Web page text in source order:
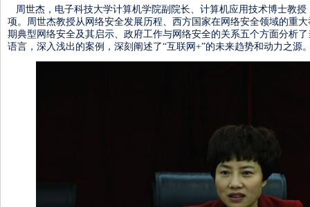
周世杰，电子科技大学计算机学院副院长、计算机应用技术博士教
项。周世杰教授从网络安全发展历程、西方国家在网络安全领域的重
期典型网络安全及其启示、政府工作与网络安全的关系五个方面分析
语言，深入浅出的案例，深刻阐述了“互联网+”的未来趋势和动力之源